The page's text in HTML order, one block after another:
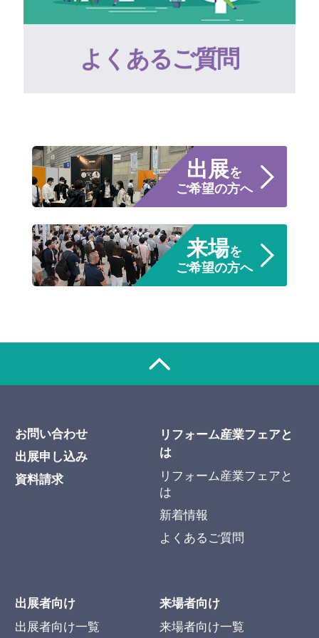
よくあるご質問
出展を
ご希望の方へ
来場を
ご希望の方へ
お問い合わせ
出展申し込み
資料請求
リフォーム産業フェアと
は
リフォーム産業フェアと
は
新着情報
よくあるご質問
出展者向け
出展者向け一覧
来場者向け
来場者向け一覧